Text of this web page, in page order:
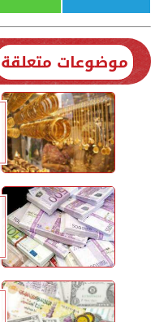
موضوعات متعلقة